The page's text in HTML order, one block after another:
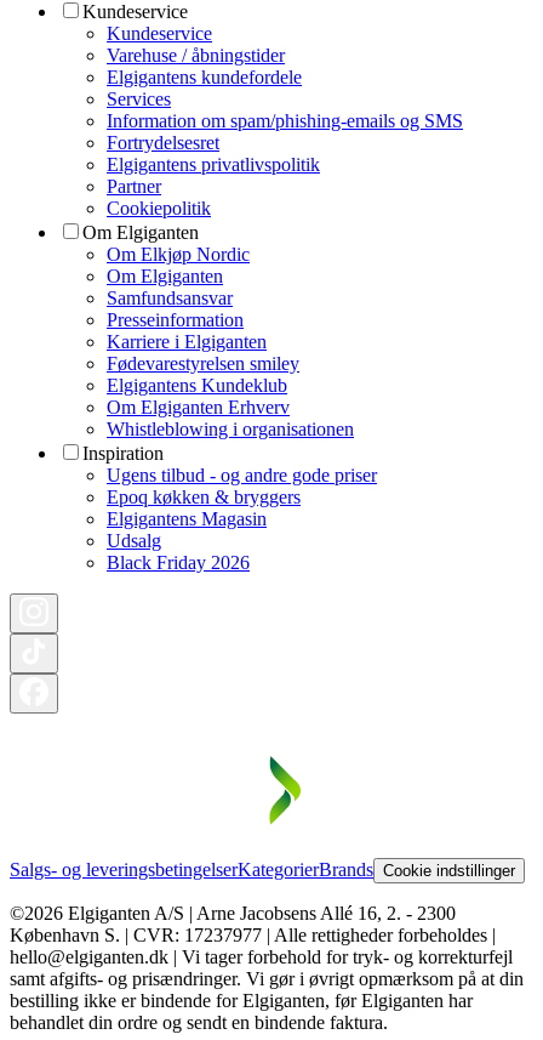
Kundeservice
Kundeservice
Varehuse / åbningstider
Elgigantens kundefordele
Services
Information om spam/phishing-emails og SMS
Fortrydelsesret
Elgigantens privatlivspolitik
Partner
Cookiepolitik
Om Elgiganten
Om Elkjøp Nordic
Om Elgiganten
Samfundsansvar
Presseinformation
Karriere i Elgiganten
Fødevarestyrelsen smiley
Elgigantens Kundeklub
Om Elgiganten Erhverv
Whistleblowing i organisationen
Inspiration
Ugens tilbud - og andre gode priser
Epoq køkken & bryggers
Elgigantens Magasin
Udsalg
Black Friday 2026
Salgs- og leveringsbetingelserKategorierBrands Cookie indstillinger
©2026 Elgiganten A/S | Arne Jacobsens Allé 16, 2. - 2300
København S. | CVR: 17237977 | Alle rettigheder forbeholdes |
hello@elgiganten.dk | Vi tager forbehold for tryk- og korrekturfejl
samt afgifts- og prisændringer. Vi gør i øvrigt opmærksom på at din
bestilling ikke er bindende for Elgiganten, før Elgiganten har
behandlet din ordre og sendt en bindende faktura.